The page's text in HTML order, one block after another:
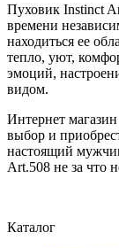
Пуховик Instinct
времени
находиться ее
тепло, уют,
эмоций,
видом.
Интернет
выбор и
настоящий
Art.508 не за что
Каталог